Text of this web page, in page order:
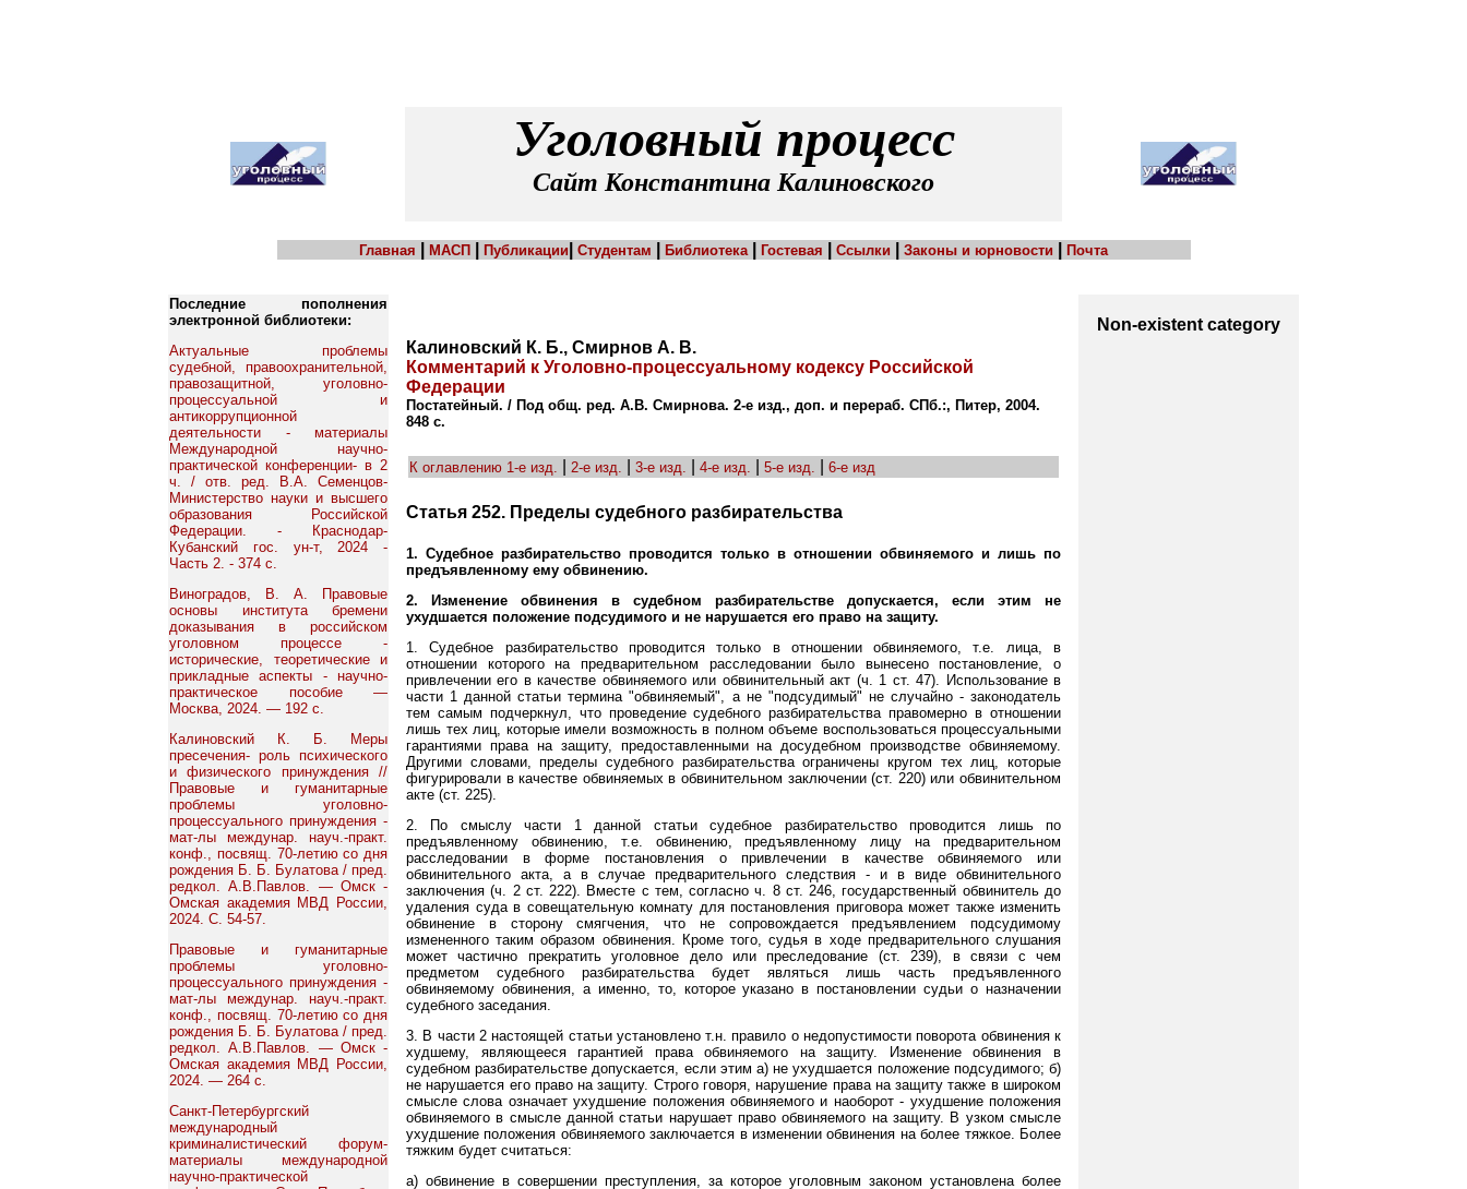
Уголовный процесс
Сайт Константина Калиновского
Главная МАСП Публикации Студентам Библиотека Гостевая Ссылки Законы и юрновости Почта
Последние пополнения
электронной библиотеки:
Актуальные проблемы
судебной, правоохранительной,
правозащитной, уголовно-
процессуальной и
антикоррупционной
деятельности - материалы
Международной научно-
практической конференции- в 2
ч. / отв. ред. В.А. Семенцов-
Министерство науки и высшего
образования Российской
Федерации. - Краснодар-
Кубанский гос. ун-т, 2024 -
Часть 2. - 374 с.
Виноградов, В. А. Правовые
основы института бремени
доказывания в российском
уголовном процессе -
исторические, теоретические и
прикладные аспекты - научно-
практическое пособие —
Москва, 2024. — 192 с.
Калиновский К. Б. Меры
пресечения- роль психического
и физического принуждения //
Правовые и гуманитарные
проблемы уголовно-
процессуального принуждения -
мат-лы междунар. науч.-практ.
конф., посвящ. 70-летию со дня
рождения Б. Б. Булатова / пред.
редкол. А.В.Павлов. — Омск -
Омская академия МВД России,
2024. С. 54-57.
Правовые и гуманитарные
проблемы уголовно-
процессуального принуждения -
мат-лы междунар. науч.-практ.
конф., посвящ. 70-летию со дня
рождения Б. Б. Булатова / пред.
редкол. А.В.Павлов. — Омск -
Омская академия МВД России,
2024. — 264 с.
Санкт-Петербургский
международный
криминалистический форум-
материалы международной
научно-практической
Калиновский К. Б., Смирнов А. В.
Комментарий к Уголовно-процессуальному кодексу Российской
Федерации
Постатейный. / Под общ. ред. А.В. Смирнова. 2-е изд., доп. и перераб. СПб.:, Питер, 2004.
848 с.
К оглавлению 1-е изд. 2-е изд. 3-е изд. 4-е изд. 5-е изд. 6-е изд
Статья 252. Пределы судебного разбирательства
1. Судебное разбирательство проводится только в отношении обвиняемого и лишь по
предъявленному ему обвинению.
2. Изменение обвинения в судебном разбирательстве допускается, если этим не
ухудшается положение подсудимого и не нарушается его право на защиту.
1. Судебное разбирательство проводится только в отношении обвиняемого, т.е. лица, в
отношении которого на предварительном расследовании было вынесено постановление, о
привлечении его в качестве обвиняемого или обвинительный акт (ч. 1 ст. 47). Использование в
части 1 данной статьи термина "обвиняемый", а не "подсудимый" не случайно - законодатель
тем самым подчеркнул, что проведение судебного разбирательства правомерно в отношении
лишь тех лиц, которые имели возможность в полном объеме воспользоваться процессуальными
гарантиями права на защиту, предоставленными на досудебном производстве обвиняемому.
Другими словами, пределы судебного разбирательства ограничены кругом тех лиц, которые
фигурировали в качестве обвиняемых в обвинительном заключении (ст. 220) или обвинительном
акте (ст. 225).
2. По смыслу части 1 данной статьи судебное разбирательство проводится лишь по
предъявленному обвинению, т.е. обвинению, предъявленному лицу на предварительном
расследовании в форме постановления о привлечении в качестве обвиняемого или
обвинительного акта, а в случае предварительного следствия - и в виде обвинительного
заключения (ч. 2 ст. 222). Вместе с тем, согласно ч. 8 ст. 246, государственный обвинитель до
удаления суда в совещательную комнату для постановления приговора может также изменить
обвинение в сторону смягчения, что не сопровождается предъявлением подсудимому
измененного таким образом обвинения. Кроме того, судья в ходе предварительного слушания
может частично прекратить уголовное дело или преследование (ст. 239), в связи с чем
предметом судебного разбирательства будет являться лишь часть предъявленного
обвиняемому обвинения, а именно, то, которое указано в постановлении судьи о назначении
судебного заседания.
3. В части 2 настоящей статьи установлено т.н. правило о недопустимости поворота обвинения к
худшему, являющееся гарантией права обвиняемого на защиту. Изменение обвинения в
судебном разбирательстве допускается, если этим а) не ухудшается положение подсудимого; б)
не нарушается его право на защиту. Строго говоря, нарушение права на защиту также в широком
смысле слова означает ухудшение положения обвиняемого и наоборот - ухудшение положения
обвиняемого в смысле данной статьи нарушает право обвиняемого на защиту. В узком смысле
ухудшение положения обвиняемого заключается в изменении обвинения на более тяжкое. Более
тяжким будет считаться:
а) обвинение в совершении преступления, за которое уголовным законом установлена более
Non-existent category